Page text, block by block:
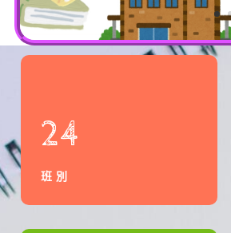
24
班別